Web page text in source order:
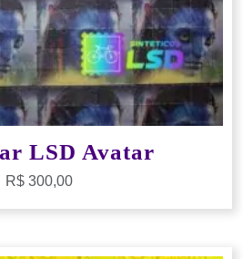
LSD Avatar
R$ 300,00